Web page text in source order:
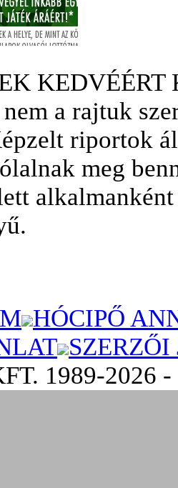
KEDVÉÉRT
a rajtuk
riportok
meg
HÓCIPŐ
SZERZŐI
1989-2026